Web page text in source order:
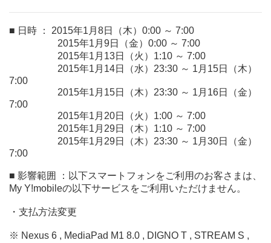
■ 日時 ： 2015年1月8日（木）0:00 ～ 7:00
2015年1月9日（金）0:00 ～ 7:00
2015年1月13日（火）1:10 ～ 7:00
2015年1月14日（水）23:30 ～ 1月15日（木）
7:00
2015年1月15日（木）23:30 ～ 1月16日（金）
7:00
2015年1月20日（火）1:00 ～ 7:00
2015年1月29日（木）1:10 ～ 7:00
2015年1月29日（木）23:30 ～ 1月30日（金）
7:00
■ 影響範囲 ：以下スマートフォンをご利用のお客さまは、
My Y!mobileの以下サービスをご利用いただけません。
・支払方法変更
※ Nexus 6 , MediaPad M1 8.0 , DIGNO T , STREAM S ,